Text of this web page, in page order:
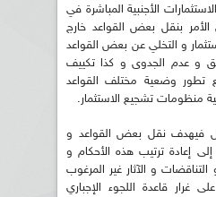
الأجنبية المباشرة في
الأمر بنقل بعض القواعد خارج
و التخلي عن بعض القواعد
و عدم الجدوى و كذا تكييف
مع تطور وضعية مختلف القواعد
منظومات تشجيع الاستثمار.
فيهدف نقل بعض القواعد و
إلى إعادة ترتيب هذه الأحكام و
و الآثار غير المرغوب
غرار قاعدة اللجوء الإجباري